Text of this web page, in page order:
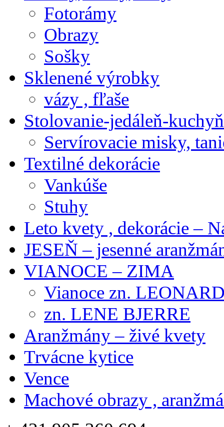
Fotorámy
Obrazy
Sošky
Sklenené výrobky
vázy , fľaše
Stolovanie-jedáleň-
Servírovacie misky,
Textilné dekorácie
Vankúše
Stuhy
Leto kvety , dekorácie –
JESEŇ – jesenné
VIANOCE – ZIMA
Vianoce zn.
zn. LENE BJERRE
Aranžmány – živé kvety
Trvácne kytice
Vence
Machové obrazy ,